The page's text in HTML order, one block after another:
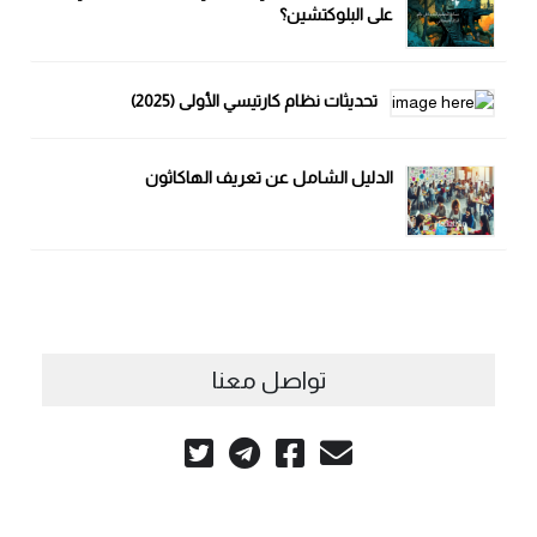
على البلوكتشين؟
تحديثات نظام كارتيسي الأولى (2025)
الدليل الشامل عن تعريف الهاكاثون
تواصل معنا